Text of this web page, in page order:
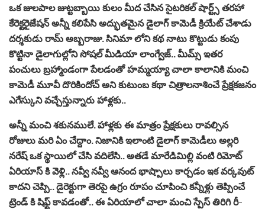
ఒక జుల‌పాల జుట్ట‌బ్బాయి కులం మీద చేసిన సైట‌రిక‌ల్ షార్ట్స్ త‌ర‌హా
కేరెక్ట‌రైజేష‌న్ అన్నీ క‌లిపేసి అద్భుత‌మైన డైలాగ్ కామెడీ క్రియేట్ చేశాడు
ద‌ర్శ‌కుడు రామ్ అబ్బ‌రాజు. సినిమా లోని క‌థ నాటు కొట్టుడు కంపు
కొట్టినా డైలాగుల్లోని సోష‌ల్ మీడియా లాంగ్వేజ్.. మీమ్స్ ఇత‌ర
పంచులు బ్ర‌హ్మాండంగా పేల‌డంతో హ‌మ్మ‌య్యా చాలా కాలానికి మంచి
కామెడీ మూవీ దొరికిందోచ్ అని కుటుంబ క‌థా చిత్రాల‌నాశించే ప్రేక్ష‌కజ‌నం
ఎగేస్కుని వ‌చ్చేస్తున్నారు హాళ్ల‌కు..
అన్నీ మంచి శ‌కున‌ములే. హాళ్ల‌కు ఈ మాత్రం ప్రేక్ష‌కులు రావ‌ల్సిన
రోజులు మ‌రి ఏం చేద్దాం. నిజానికి ఇలాంటి డైలాగ్ కామెడీలు అల్ల‌రి
న‌రేష్ ఒక స్థాయిలో చేసి వ‌దిలేసి.. అత‌డే మారేడిమిల్లి వంటి రిమోట్
ఏరియాస్ కి వెళ్లి.. న‌వ్వీ న‌వ్వీ ఆనంద భాష్పాలు కార్చ‌డం ఇక వ‌ర్క‌వుట్
కాద‌ని చెప్పి.. డైరెక్టుగా తెర‌పై ఉగ్రం రూపం చూపించి క‌న్నీళ్లు తెప్పించే
ట్రెండ్ కి షిఫ్ట్ కావ‌డంతో.. ఈ ఏరియాలో చాలా మంచి స్పేస్ తిరిగి రీ-